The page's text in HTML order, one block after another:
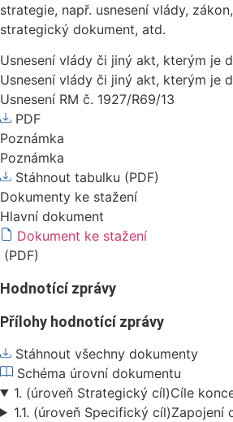
strategie, např. usnesení vlády,
strategický dokument, atd.
Usnesení vlády či jiný akt, kterým je
Usnesení vlády či jiný akt, kterým je
Usnesení RM č. 1927/R69/13
PDF
Poznámka
Poznámka
Stáhnout tabulku (PDF)
Dokumenty ke stažení
Hlavní dokument
Dokument ke stažení
(PDF)
Hodnotící zprávy
Přílohy hodnotící zprávy
Stáhnout všechny dokumenty
Schéma úrovní dokumentu
1. (úroveň Strategický cíl)Cíle
1.1. (úroveň Specifický cíl)Zapojení